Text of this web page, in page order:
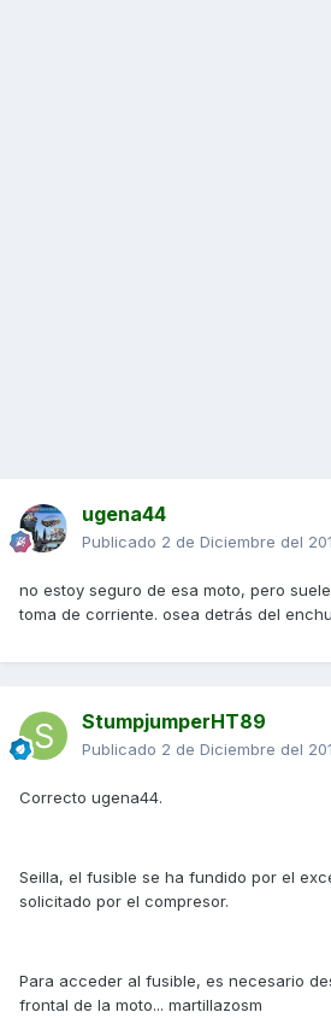
ugena44
Publicado 2 de Diciembre del
no estoy seguro de esa moto, pero
toma de corriente. osea detrás del
StumpjumperHT89
Publicado 2 de Diciembre del
Correcto ugena44.
Seilla, el fusible se ha fundido por el
solicitado por el compresor.
Para acceder al fusible, es necesario
frontal de la moto... martillazosm